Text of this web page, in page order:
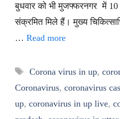
बुधवार को भी मुजफ्फरनगर में 10
संक्रमित मिले हैं। मुख्य
… Read more
Tags
Corona virus in up,
Coronavirus, coronavirus
up, coronavirus in up live,